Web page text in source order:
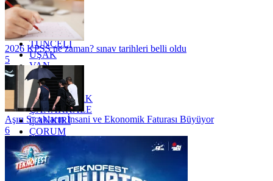
TEKİRDAĞ
TOKAT
TRABZON
TUNCELİ
UŞAK
VAN
YALOVA
YOZGAT
ZONGULDAK
ÇANAKKALE
ÇANKIRI
ÇORUM
İSTANBUL
İZMİR
ŞANLIURFA
ŞIRNAK
2026 KPSS ne zaman? sınav tarihleri belli oldu
5
Aşırı Sıcakların İnsani ve Ekonomik Faturası Büyüyor
6